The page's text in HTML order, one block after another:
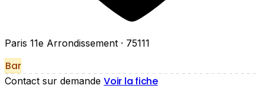
Paris 11e Arrondissement · 75111
Bar
Contact sur demande Voir la fiche